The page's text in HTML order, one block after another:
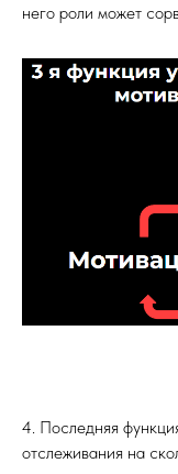
него роли может
4. Последняя
отслеживания на